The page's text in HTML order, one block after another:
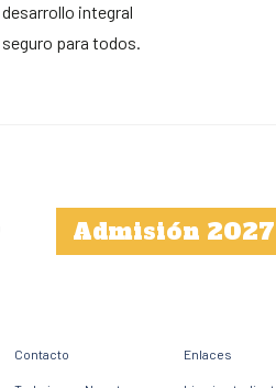
integral
para todos.
Admisión 2027
Contacto Enlaces